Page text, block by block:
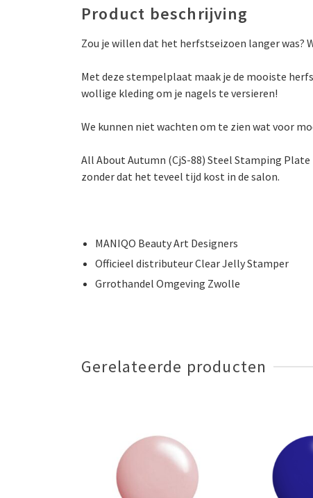
Product beschrijving
Zou je willen dat het herfstseizoen langer was?
Met deze stempelplaat maak je de mooiste
wollige kleding om je nagels te versieren!
We kunnen niet wachten om te zien wat voor
All About Autumn (CjS-88) Steel Stamping
zonder dat het teveel tijd kost in de salon.
MANIQO Beauty Art Designers
Officieel distributeur Clear Jelly Stamper
Grrothandel Omgeving Zwolle
Gerelateerde producten